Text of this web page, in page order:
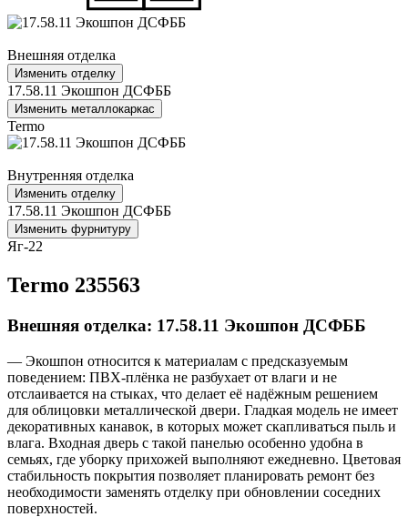
Внешняя отделка
Изменить отделку
17.58.11 Экошпон ДСФББ
Изменить металлокаркас
Termo
Внутренняя отделка
Изменить отделку
17.58.11 Экошпон ДСФББ
Изменить фурнитуру
Яг-22
Termo 235563
Внешняя отделка: 17.58.11 Экошпон ДСФББ
— Экошпон относится к материалам с предсказуемым
поведением: ПВХ-плёнка не разбухает от влаги и не
отслаивается на стыках, что делает её надёжным решением
для облицовки металлической двери. Гладкая модель не имеет
декоративных канавок, в которых может скапливаться пыль и
влага. Входная дверь с такой панелью особенно удобна в
семьях, где уборку прихожей выполняют ежедневно. Цветовая
стабильность покрытия позволяет планировать ремонт без
необходимости заменять отделку при обновлении соседних
поверхностей.